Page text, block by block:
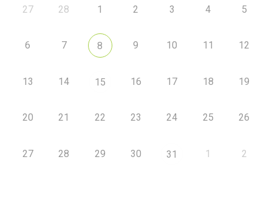
27 28 1 2 3 4 5
6 7 8 9 10 11 12
13 14 15 16 17 18 19
20 21 22 23 24 25 26
27 28 29 30 31 1 2